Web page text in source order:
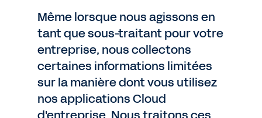
Même lorsque nous agissons en
tant que sous-traitant pour votre
entreprise, nous collectons
certaines informations limitées
sur la manière dont vous utilisez
nos applications Cloud